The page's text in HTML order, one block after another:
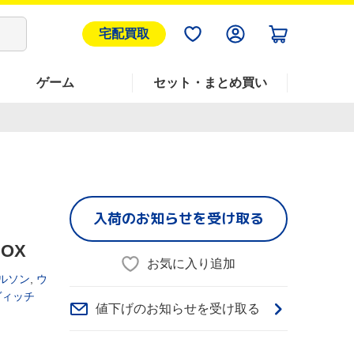
宅配買取
ゲーム セット・まとめ買い
ソン
ウ
ッチ
入荷のお知らせを受け取る
お気に入り追加
値下げのお知らせを受け取る